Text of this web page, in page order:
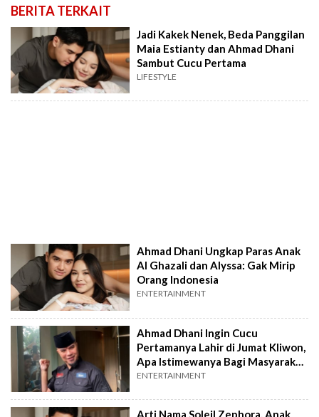
BERITA TERKAIT
Jadi Kakek Nenek, Beda Panggilan
Maia Estianty dan Ahmad Dhani
Sambut Cucu Pertama
LIFESTYLE
Ahmad Dhani Ungkap Paras Anak
Al Ghazali dan Alyssa: Gak Mirip
Orang Indonesia
ENTERTAINMENT
Ahmad Dhani Ingin Cucu
Pertamanya Lahir di Jumat Kliwon,
Apa Istimewanya Bagi Masyarakat
Jawa?
ENTERTAINMENT
Arti Nama Soleil Zephora, Anak